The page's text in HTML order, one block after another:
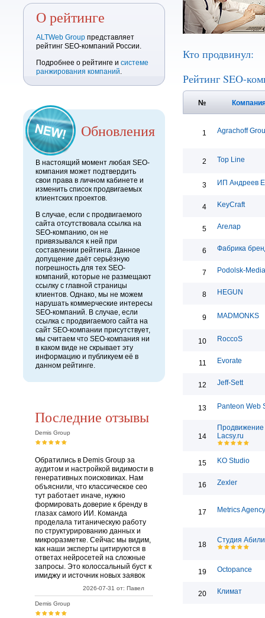
О рейтинге
ALTWeb Group представляет
рейтинг SEO-компаний России.
Подробнее о рейтинге и системе
ранжирования компаний.
Обновления
В настоящий момент любая SEO-
компания может подтвердить
свои права в личном кабинете и
изменить список продвигаемых
клиентских проектов.
В случае, если с продвигаемого
сайта отсутствовала ссылка на
SEO-компанию, он не
привязывался к ней при
составлении рейтинга. Данное
допущение даёт серьёзную
погрешность для тех SEO-
компаний, которые не размещают
ссылку с главной страницы
клиентов. Однако, мы не можем
нарушать коммерческие интересы
SEO-компаний. В случае, если
ссылка с продвигаемого сайта на
сайт SEO-компании присутствует,
мы считаем что SEO-компания ни
в каком виде не скрывает эту
информацию и публикуем её в
данном рейтинге.
Последние отзывы
Demis Group
Обратились в Demis Group за
аудитом и настройкой видимости в
генеративных поисковиках. Нам
объяснили, что классическое сео
тут работает иначе, нужно
формировать доверие к бренду в
глазах самого ИИ. Команда
проделала титаническую работу
по структурированию данных и
микроразметке. Сейчас мы видим,
как наши эксперты цитируются в
ответах нейросетей на сложные
запросы. Это колоссальный буст к
имиджу и источник новых заявок
2026-07-31 от: Павел
Demis Group
Кто продвинул:
Рейтинг SEO-
№
1 Agrachoff
2 Top Line
3 ИП Андреев
4 KeyCraft
5 Агелар
6 Фабрика
7 Podolsk-Media
8 HEGUN
9 MADMONKS
10 RoccoS
11 Evorate
12 Jeff-Sett
13 Panteon Web
14
Продвижение
Lacsy.ru
15 KO Studio
16 Zexler
17 Metrics Agency
18
Студия
19 Octopance
20 Климат